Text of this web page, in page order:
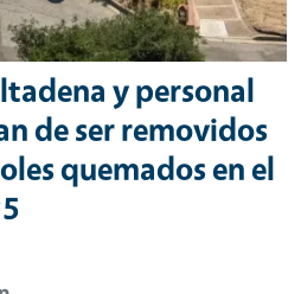
y personal
de ser removidos
quemados en el